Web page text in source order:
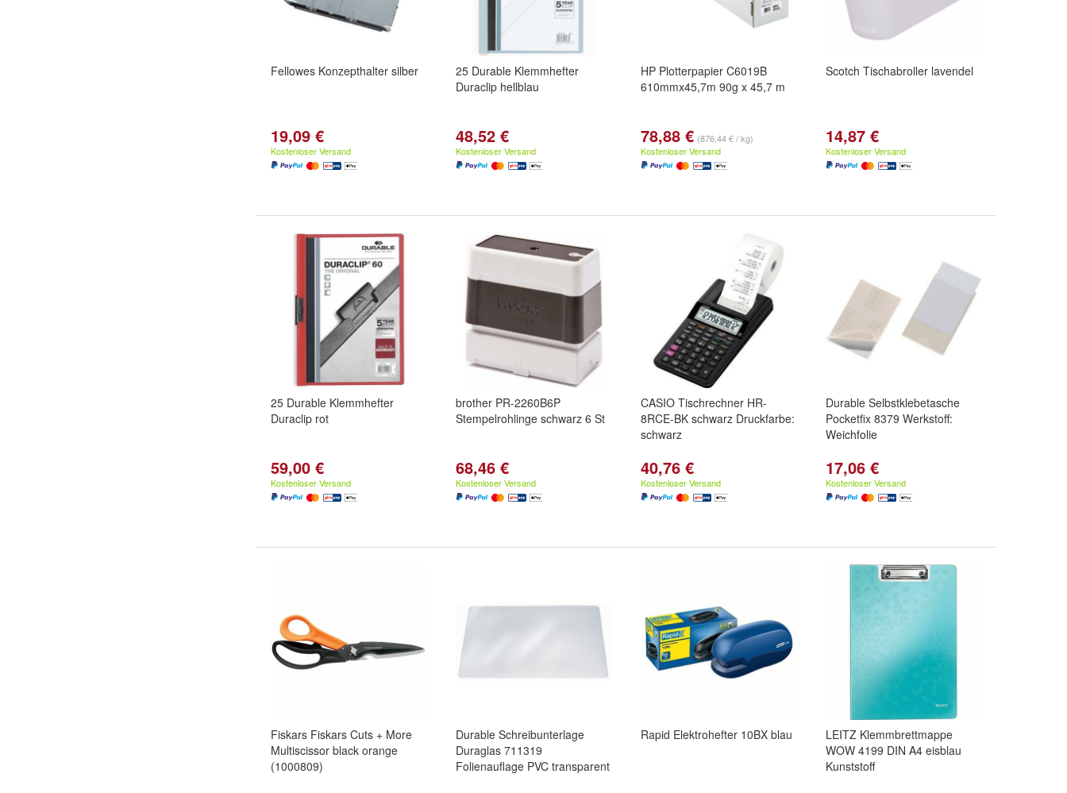
Fellowes Konzepthalter silber
19,09 €
Kostenloser Versand
25 Durable Klemmhefter
Duraclip hellblau
48,52 €
Kostenloser Versand
HP Plotterpapier C6019B
610mmx45,7m 90g x 45,7 m
78,88 € (876,44 € / kg)
Kostenloser Versand
Scotch Tischabroller lavendel
14,87 €
Kostenloser Versand
25 Durable Klemmhefter
Duraclip rot
59,00 €
Kostenloser Versand
brother PR-2260B6P
Stempelrohlinge schwarz 6 St
68,46 €
Kostenloser Versand
CASIO Tischrechner HR-
8RCE-BK schwarz Druckfarbe:
schwarz
40,76 €
Kostenloser Versand
Durable Selbstklebetasche
Pocketfix 8379 Werkstoff:
Weichfolie
17,06 €
Kostenloser Versand
Fiskars Fiskars Cuts + More
Multiscissor black orange
(1000809)
Durable Schreibunterlage
Duraglas 711319
Folienauflage PVC transparent
Rapid Elektrohefter 10BX blau
LEITZ Klemmbrettmappe
WOW 4199 DIN A4 eisblau
Kunststoff